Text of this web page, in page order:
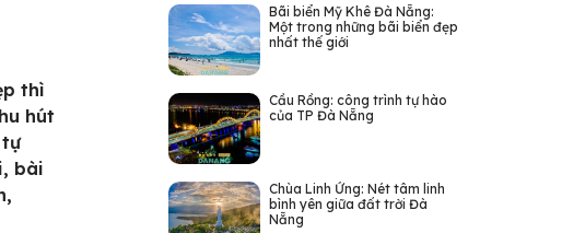
thì
hút
tự
bài
Bãi biển Mỹ Khê Đà Nẵng:
Một trong những bãi biển đẹp
nhất thế giới
Cầu Rồng: công trình tự hào
của TP Đà Nẵng
Chùa Linh Ứng: Nét tâm linh
bình yên giữa đất trời Đà
Nẵng